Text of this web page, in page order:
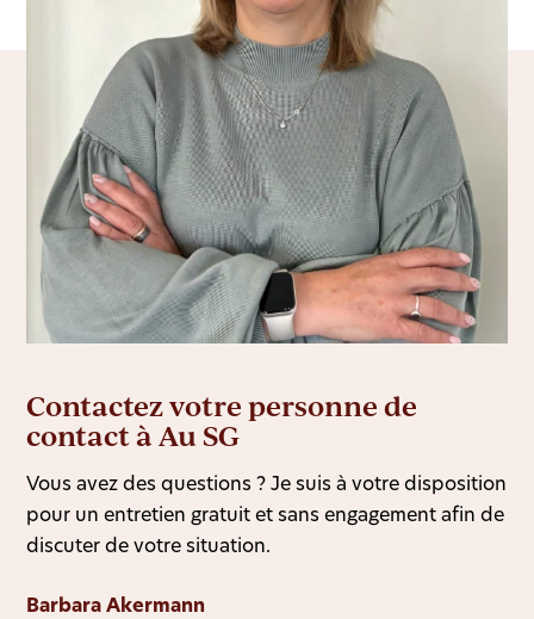
Contactez votre personne de
contact à Au SG
Vous avez des questions ? Je suis à votre disposition
pour un entretien gratuit et sans engagement afin de
discuter de votre situation.
Barbara Akermann